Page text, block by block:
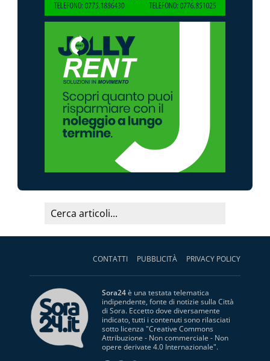
CONTATTI PUBBLICITÀ PRIVACY POLICY
Sora24è una testata telematica
indipendente, fonte di notizie sulla Città
di Sora. Eccetto dove diversamente
indicato, tutti i contenuti sono rilasciati
sotto licenza "Creative Commons
Attribuzione - Non commerciale - Non
opere derivate 4.0 Internazionale".